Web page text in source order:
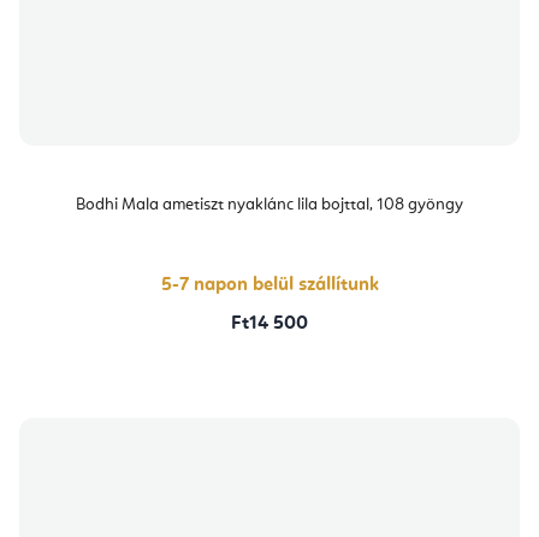
Bodhi Mala ametiszt nyaklánc lila bojttal, 108 gyöngy
5-7 napon belül szállítunk
Ft14 500